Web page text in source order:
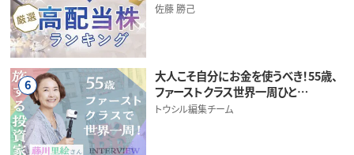
佐藤 勝己
6
大人こそ自分にお金を使うべき！55歳、
ファーストクラス世界一周ひと…
トウシル編集チーム